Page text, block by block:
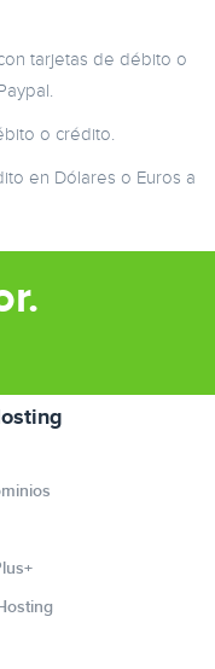
tarjetas de débito o
o crédito.
en Dólares o Euros a